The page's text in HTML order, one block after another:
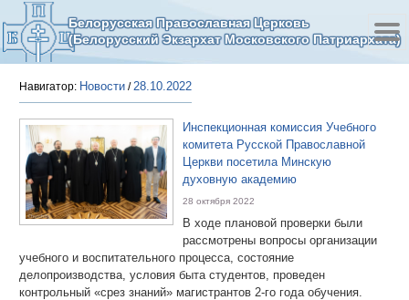
Белорусская Православная Церковь
(Белорусский Экзархат Московского Патриархата)
Навигатор: Новости /28.10.2022
Инспекционная комиссия Учебного
комитета Русской Православной
Церкви посетила Минскую
духовную академию
28 октября 2022
В ходе плановой проверки были
рассмотрены вопросы организации
учебного и воспитательного процесса, состояние
делопроизводства, условия быта студентов, проведен
контрольный «срез знаний» магистрантов 2-го года обучения.